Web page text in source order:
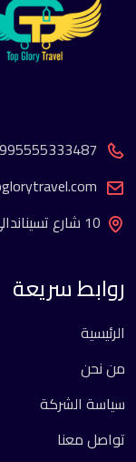
995555333487
10 شارع تسيناندالي ، تبليسي 0144 ، جورجيا
روابط سريعة
الرئيسية
من نحن
سياسة الشركة
تواصل معنا